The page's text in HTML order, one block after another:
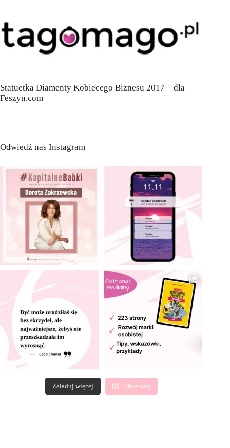
Statuetka Diamenty Kobiecego Biznesu 2017 – dla
Feszyn.com
Odwiedź nas Instagram
Załaduj więcej Obserwuj